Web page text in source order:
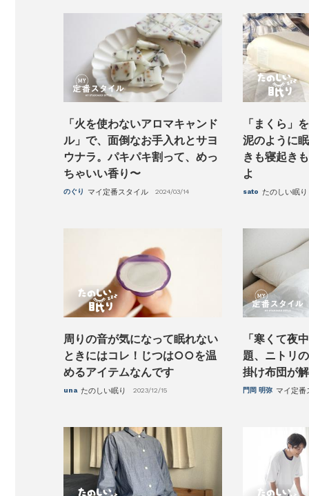
「火を使わないアロマキャンド
ル」で、面倒なお手入れとサヨ
ウナラ。パキパキ割って、めっ
ちゃいい香り〜
のぐり マイ定番スタイル 2024/03/14
「まくら」
泥のように
きも寝起き
よ
sato たのしい眠り
周りの音が気になって眠れない
ときにはコレ！じつは○○を温
めるアイテムなんです
una たのしい眠り 2023/12/15
「寒くて夜
題、ニトリ
掛け布団が
門岡 明弥 マイ定番